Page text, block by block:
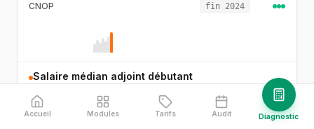
CNOP fin 2024
Salaire médian adjoint débutant
Salaire brut mensuel — reste inférieur de 15 % à l'hôpital et 30-50
% à l'industrie
Accueil Modules Tarifs Audit Diagnostic